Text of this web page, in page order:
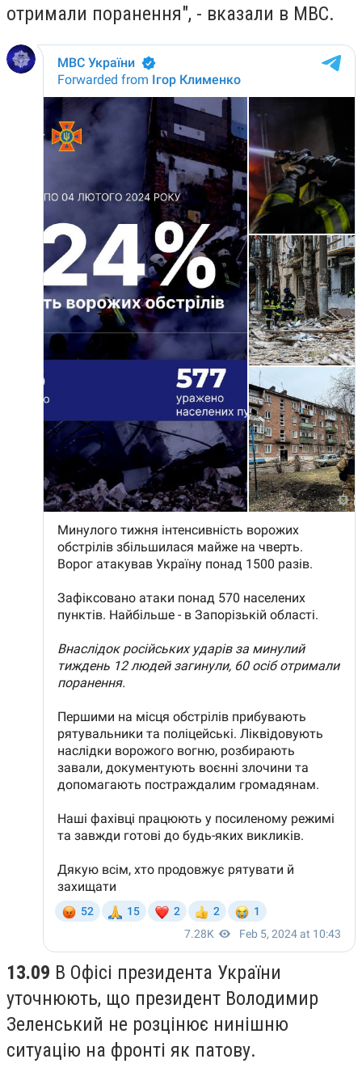
отримали поранення", - вказали в МВС.
13.09 В Офісі президента України
уточнюють, що президент Володимир
Зеленський не розцінює нинішню
ситуацію на фронті як патову.